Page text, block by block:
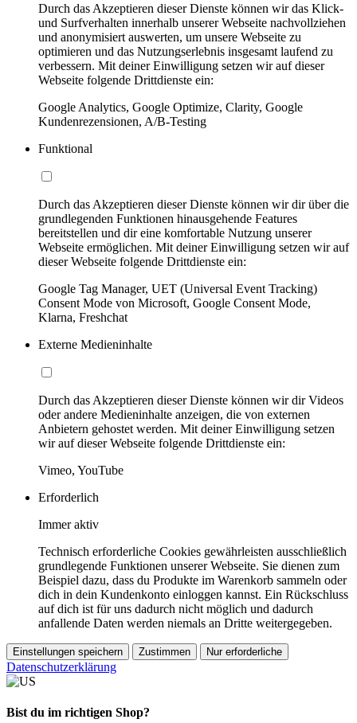
Durch das Akzeptieren dieser Dienste können wir das Klick-
und Surfverhalten innerhalb unserer Webseite nachvollziehen
und anonymisiert auswerten, um unsere Webseite zu
optimieren und das Nutzungserlebnis insgesamt laufend zu
verbessern. Mit deiner Einwilligung setzen wir auf dieser
Webseite folgende Drittdienste ein:
Google Analytics, Google Optimize, Clarity, Google
Kundenrezensionen, A/B-Testing
Funktional
Durch das Akzeptieren dieser Dienste können wir dir über die
grundlegenden Funktionen hinausgehende Features
bereitstellen und dir eine komfortable Nutzung unserer
Webseite ermöglichen. Mit deiner Einwilligung setzen wir auf
dieser Webseite folgende Drittdienste ein:
Google Tag Manager, UET (Universal Event Tracking)
Consent Mode von Microsoft, Google Consent Mode,
Klarna, Freshchat
Externe Medieninhalte
Durch das Akzeptieren dieser Dienste können wir dir Videos
oder andere Medieninhalte anzeigen, die von externen
Anbietern gehostet werden. Mit deiner Einwilligung setzen
wir auf dieser Webseite folgende Drittdienste ein:
Vimeo, YouTube
Erforderlich
Immer aktiv
Technisch erforderliche Cookies gewährleisten ausschließlich
grundlegende Funktionen unserer Webseite. Sie dienen zum
Beispiel dazu, dass du Produkte im Warenkorb sammeln oder
dich in dein Kundenkonto einloggen kannst. Ein Rückschluss
auf dich ist für uns dadurch nicht möglich und dadurch
anfallende Daten werden niemals an Dritte weitergegeben.
Einstellungen speichern Zustimmen Nur erforderliche
Datenschutzerklärung
Bist du im richtigen Shop?